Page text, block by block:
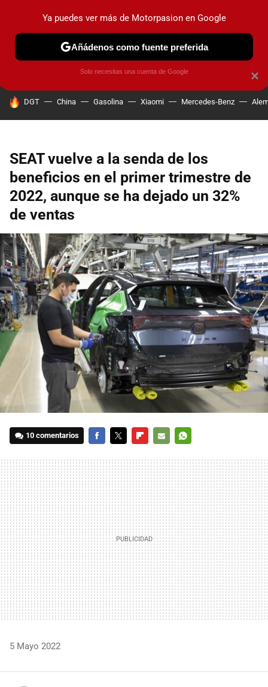
PRUEBAS COCHES ELÉCTRICOS OBSERVATORIO
HOY SE HABLA DE
DGT China Gasolina Xiaomi Mercedes-Benz
SEAT vuelve a la senda de los
beneficios en el primer trimestre de
2022, aunque se ha dejado un 32%
de ventas
10 comentarios
MAIL
5 Mayo 2022
×
Ya puedes ver más de Motorpasion en Google
Añádenos como fuente preferida
Solo necesitas una cuenta de Google